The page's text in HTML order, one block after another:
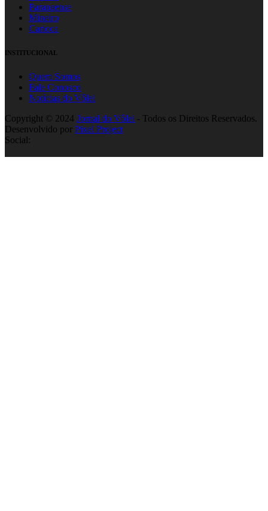
Paranaense
Mineiro
Carioca
INSTITUCIONAL
Quem Somos
Fale Conosco
Notícias do Vôlei
Copyright © 2024 Jornal do Vôlei - Todos os Direitos Reservados.
Desenvolvido por Pixel Project
Social: